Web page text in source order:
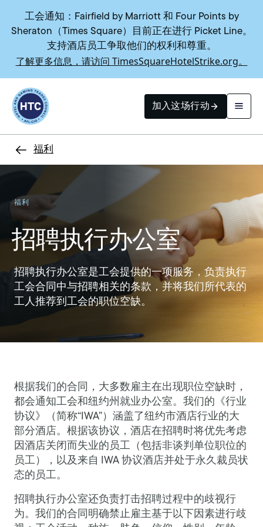
工会通知：Fairfield by Marriott 和 Four Points by
Sheraton（Times Square）目前正在进行 Picket Line。
支持酒店员工争取他们的权利和尊重。
了解更多信息，请访问 TimesSquareHotelStrike.org。
搜索
Return to homepage
加入这场行动
福利
福利
招聘执行办公室
招聘执行办公室是工会提供的一项服务，负责执行
工会合同中与招聘相关的条款，并将我们所代表的
工人推荐到工会的职位空缺。
根据我们的合同，大多数雇主在出现职位空缺时，
都会通知工会和纽约州就业办公室。我们的《行业
协议》（简称“IWA”）涵盖了纽约市酒店行业的大
部分酒店。根据该协议，酒店在招聘时将优先考虑
因酒店关闭而失业的员工（包括非谈判单位职位的
员工），以及来自 IWA 协议酒店并处于永久裁员状
态的员工。
招聘执行办公室还负责打击招聘过程中的歧视行
为。我们的合同明确禁止雇主基于以下因素进行歧